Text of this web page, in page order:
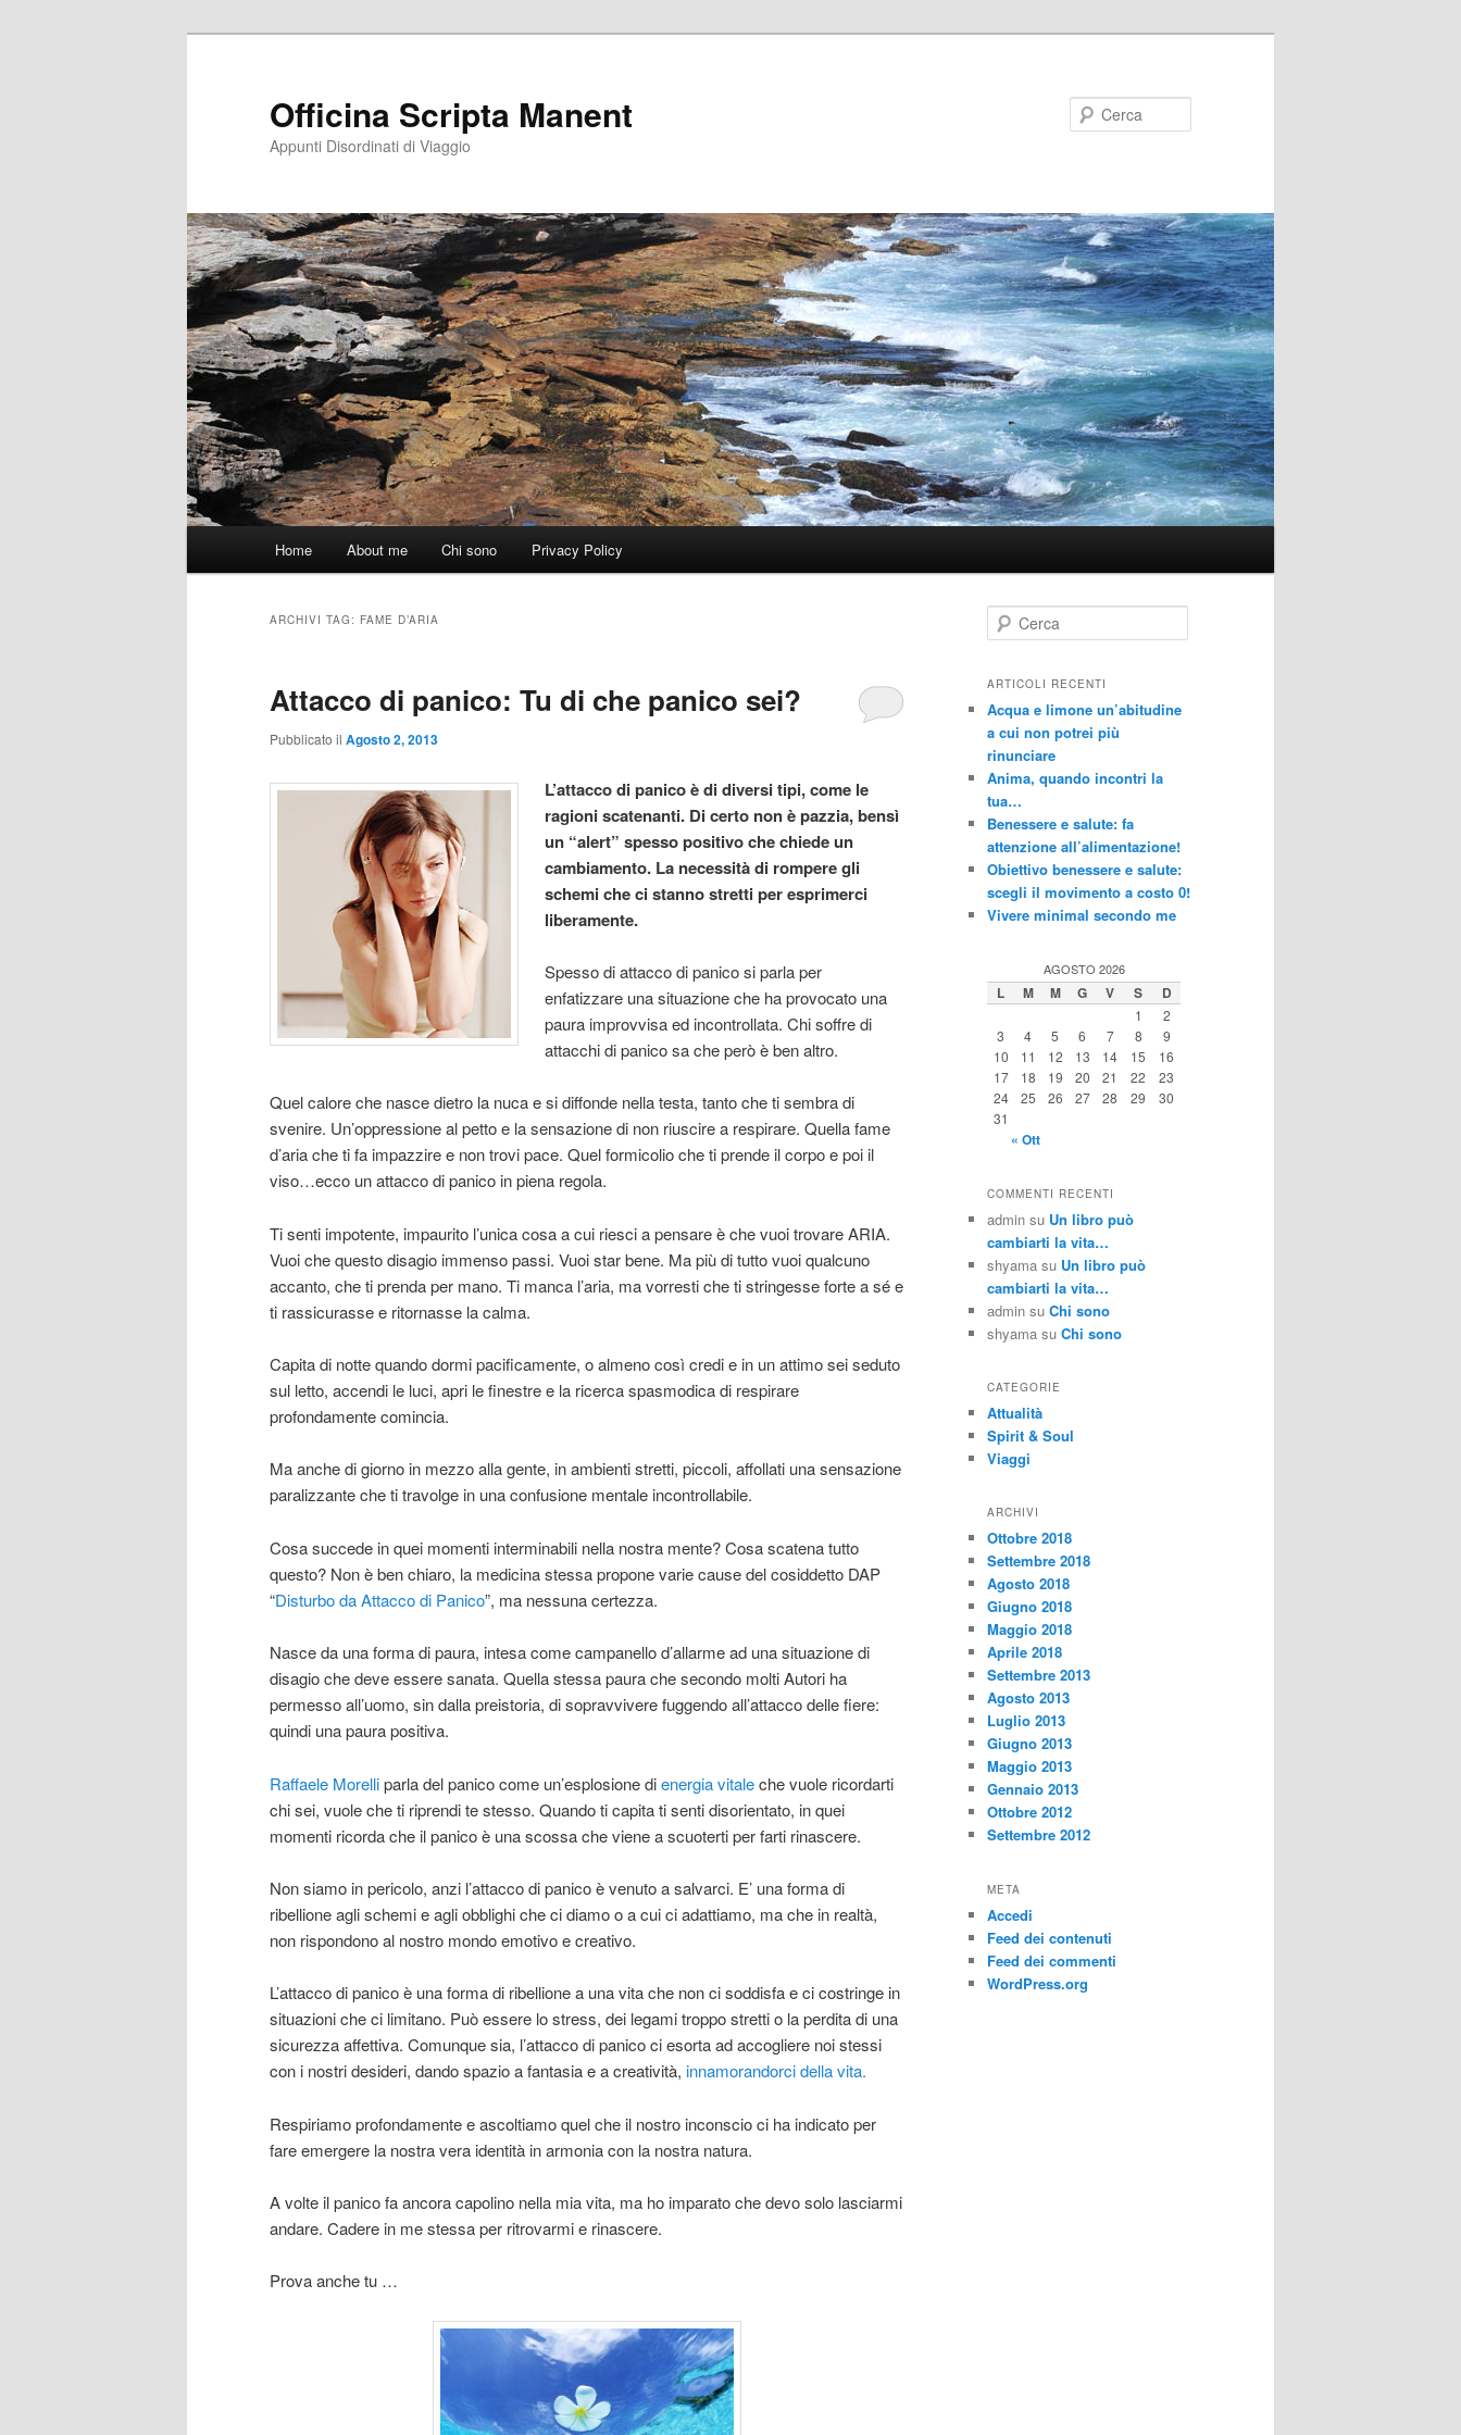
Officina Scripta Manent
Appunti Disordinati di Viaggio
Home About me Chi sono Privacy Policy
ARCHIVI TAG: FAME D’ARIA
Attacco di panico: Tu di che panico sei?
Pubblicato il Agosto 2, 2013
L’attacco di panico è di diversi tipi, come le
ragioni scatenanti. Di certo non è pazzia, bensì
un “alert” spesso positivo che chiede un
cambiamento. La necessità di rompere gli
schemi che ci stanno stretti per esprimerci
liberamente.
Spesso di attacco di panico si parla per
enfatizzare una situazione che ha provocato una
paura improvvisa ed incontrollata. Chi soffre di
attacchi di panico sa che però è ben altro.
Quel calore che nasce dietro la nuca e si diffonde nella testa, tanto che ti sembra di
svenire. Un’oppressione al petto e la sensazione di non riuscire a respirare. Quella fame
d’aria che ti fa impazzire e non trovi pace. Quel formicolio che ti prende il corpo e poi il
viso…ecco un attacco di panico in piena regola.
Ti senti impotente, impaurito l’unica cosa a cui riesci a pensare è che vuoi trovare ARIA.
Vuoi che questo disagio immenso passi. Vuoi star bene. Ma più di tutto vuoi qualcuno
accanto, che ti prenda per mano. Ti manca l’aria, ma vorresti che ti stringesse forte a sé e
ti rassicurasse e ritornasse la calma.
Capita di notte quando dormi pacificamente, o almeno così credi e in un attimo sei seduto
sul letto, accendi le luci, apri le finestre e la ricerca spasmodica di respirare
profondamente comincia.
Ma anche di giorno in mezzo alla gente, in ambienti stretti, piccoli, affollati una sensazione
paralizzante che ti travolge in una confusione mentale incontrollabile.
Cosa succede in quei momenti interminabili nella nostra mente? Cosa scatena tutto
questo? Non è ben chiaro, la medicina stessa propone varie cause del cosiddetto DAP
“Disturbo da Attacco di Panico”, ma nessuna certezza.
Nasce da una forma di paura, intesa come campanello d’allarme ad una situazione di
disagio che deve essere sanata. Quella stessa paura che secondo molti Autori ha
permesso all’uomo, sin dalla preistoria, di sopravvivere fuggendo all’attacco delle fiere:
quindi una paura positiva.
Raffaele Morelliparla del panico come un’esplosione dienergia vitaleche vuole ricordarti
chi sei, vuole che ti riprendi te stesso. Quando ti capita ti senti disorientato, in quei
momenti ricorda che il panico è una scossa che viene a scuoterti per farti rinascere.
Non siamo in pericolo, anzi l’attacco di panico è venuto a salvarci. E’ una forma di
ribellione agli schemi e agli obblighi che ci diamo o a cui ci adattiamo, ma che in realtà,
non rispondono al nostro mondo emotivo e creativo.
L’attacco di panico è una forma di ribellione a una vita che non ci soddisfa e ci costringe in
situazioni che ci limitano. Può essere lo stress, dei legami troppo stretti o la perdita di una
sicurezza affettiva. Comunque sia, l’attacco di panico ci esorta ad accogliere noi stessi
con i nostri desideri, dando spazio a fantasia e a creatività, innamorandorci della vita.
Respiriamo profondamente e ascoltiamo quel che il nostro inconscio ci ha indicato per
fare emergere la nostra vera identità in armonia con la nostra natura.
A volte il panico fa ancora capolino nella mia vita, ma ho imparato che devo solo lasciarmi
andare. Cadere in me stessa per ritrovarmi e rinascere.
Prova anche tu …
e
c
ARTICOLI RECENTI
Acqua e limone un’abitudine
a cui non potrei più
rinunciare
Anima, quando incontri la
tua…
Benessere e salute: fa
attenzione all’alimentazione!
Obiettivo benessere e salute:
scegli il movimento a costo 0!
Vivere minimal secondo me
AGOSTO 2026
L M M G V S D
1
2
3
4 5 6 7 8
9
10
11 12 13 14 15
16
17
18 19 20 21 22
23
24
25 26 27 28 29
30
31
« Ott
COMMENTI RECENTI
admin su Un libro può
cambiarti la vita…
shyama su Un libro può
cambiarti la vita…
admin su Chi sono
shyama su Chi sono
CATEGORIE
Attualità
Spirit & Soul
Viaggi
ARCHIVI
Ottobre 2018
Settembre 2018
Agosto 2018
Giugno 2018
Maggio 2018
Aprile 2018
Settembre 2013
Agosto 2013
Luglio 2013
Giugno 2013
Maggio 2013
Gennaio 2013
Ottobre 2012
Settembre 2012
META
Accedi
Feed dei contenuti
Feed dei commenti
WordPress.org